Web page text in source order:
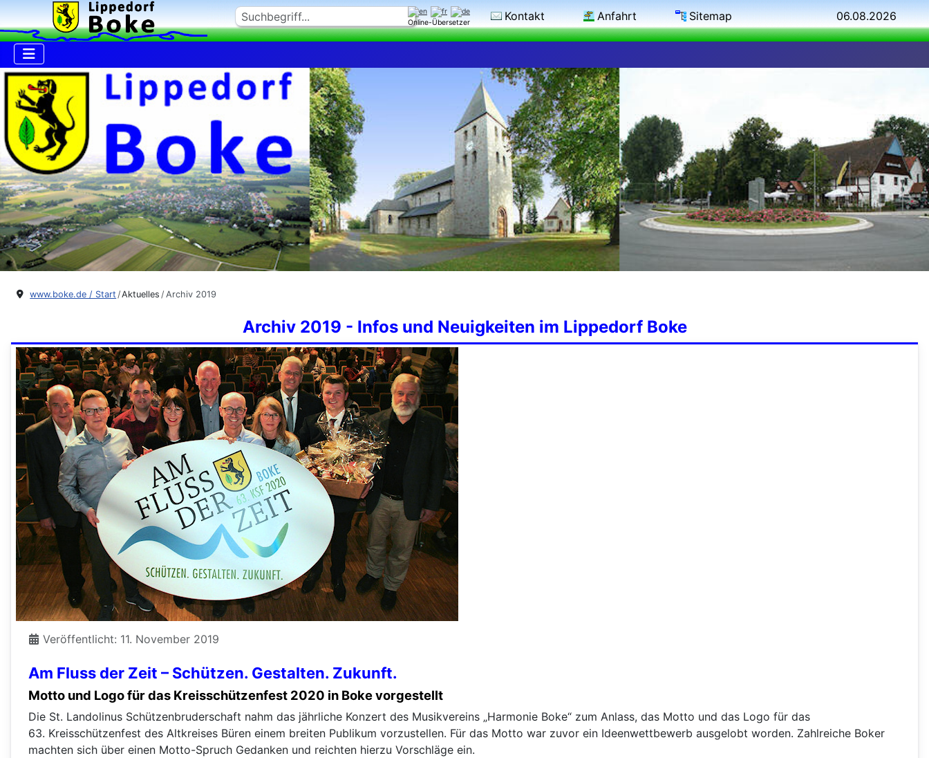
Suchen
Online-Übersetzer Kontakt Anfahrt Sitemap 06.08.2026
www.boke.de / Start Aktuelles Archiv 2019
Archiv 2019 - Infos und Neuigkeiten im Lippedorf Boke
Am Fluss der Zeit – Schützen. Gestalten. Zukunft.
Veröffentlicht: 11. November 2019
Motto und Logo für das Kreisschützenfest 2020 in Boke vorgestellt
Die St. Landolinus Schützenbruderschaft nahm das jährliche Konzert des Musikvereins „Harmonie Boke“ zum Anlass, das Motto und das Logo für das
63. Kreisschützenfest des Altkreises Büren einem breiten Publikum vorzustellen. Für das Motto war zuvor ein Ideenwettbewerb ausgelobt worden. Zahlreiche Boker
machten sich über einen Motto-Spruch Gedanken und reichten hierzu Vorschläge ein.